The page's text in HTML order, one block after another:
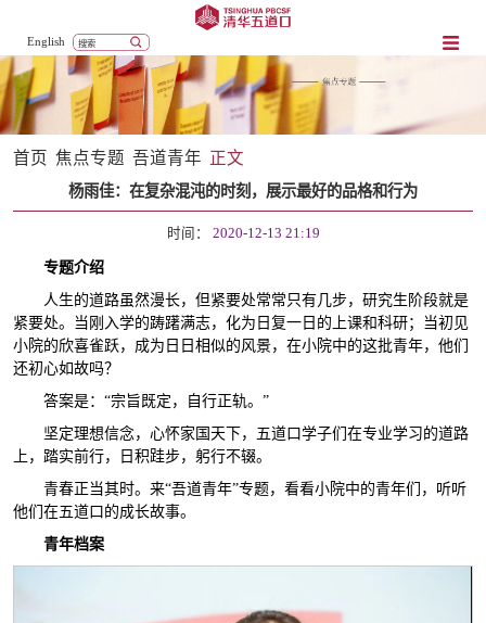
English
首页 焦点专题 吾道青年 正文
杨雨佳：在复杂混沌的时刻，展示最好的品格和行为
时间： 2020-12-13 21:19
专题介绍
人生的道路虽然漫长，但紧要处常常只有几步，研究生阶段就是
紧要处。当刚入学的踌躇满志，化为日复一日的上课和科研；当初见
小院的欣喜雀跃，成为日日相似的风景，在小院中的这批青年，他们
还初心如故吗？
答案是：“宗旨既定，自行正轨。”
坚定理想信念，心怀家国天下，五道口学子们在专业学习的道路
上，踏实前行，日积跬步，躬行不辍。
青春正当其时。来“吾道青年”专题，看看小院中的青年们，听听
他们在五道口的成长故事。
青年档案